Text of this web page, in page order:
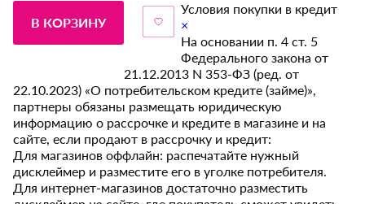
В КОРЗИНУ
Условия покупки в кредит
×
На основании п. 4 ст. 5
Федерального закона от
21.12.2013 N 353-ФЗ (ред. от
22.10.2023) «О потребительском кредите (займе)»,
партнеры обязаны размещать юридическую
информацию о рассрочке и кредите в магазине и на
сайте, если продают в рассрочку и кредит:
Для магазинов оффлайн: распечатайте нужный
дисклеймер и разместите его в уголке потребителя.
Для интернет-магазинов достаточно разместить